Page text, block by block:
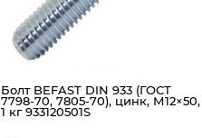
Болт BEFAST DIN 933 (ГОСТ
7798-70, 7805-70), цинк, М12×50,
1 кг 933120501S